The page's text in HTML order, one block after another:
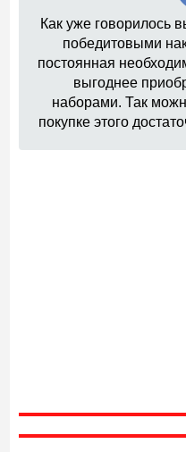
Как уже говорилось
победитовыми
постоянная
выгоднее
наборами. Так
покупке этого